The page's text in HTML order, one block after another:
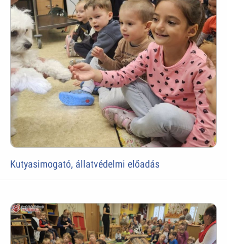
Kutyasimogató, állatvédelmi előadás